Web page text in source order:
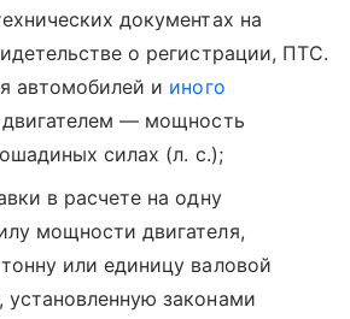
документах на
о регистрации, ПТС.
автомобилей и иного
двигателем — мощность
силах (л. с.);
в расчете на одну
мощности двигателя,
или единицу валовой
законами